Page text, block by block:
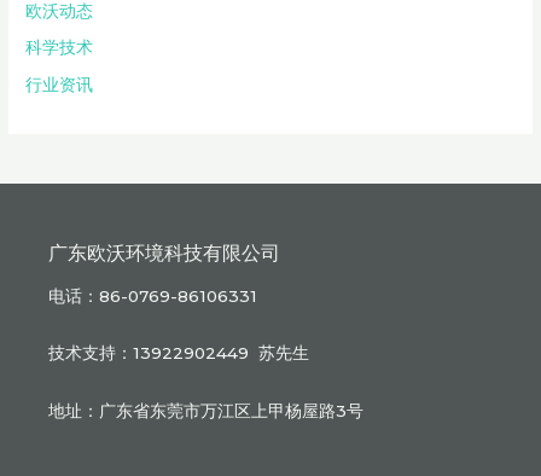
欧沃动态
科学技术
行业资讯
广东欧沃环境科技有限公司
电话：86-0769-86106331
技术支持：13922902449 苏先生
地址：广东省东莞市万江区上甲杨屋路3号